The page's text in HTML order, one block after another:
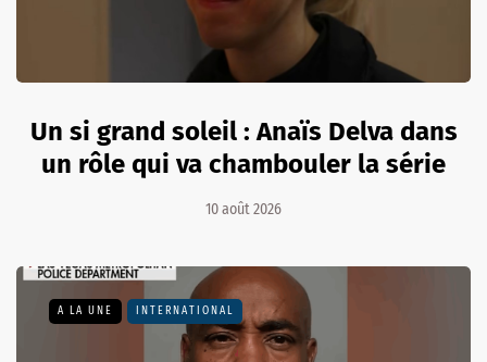
Un si grand soleil : Anaïs Delva dans
un rôle qui va chambouler la série
10 août 2026
A LA UNE INTERNATIONAL